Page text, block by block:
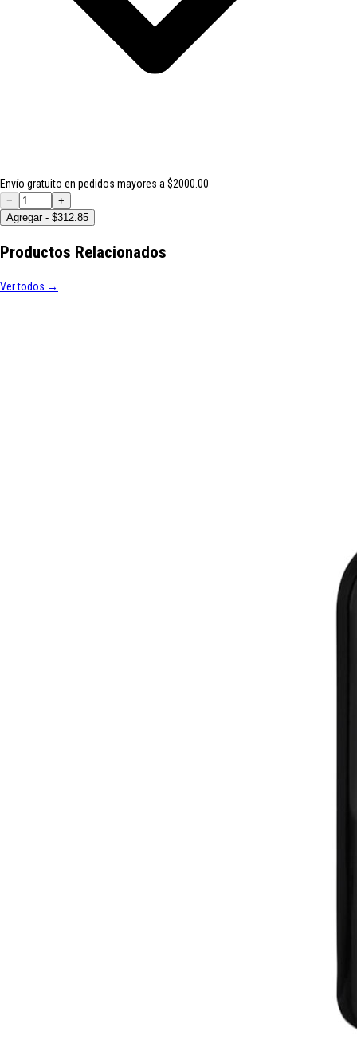
Envío gratuito en pedidos mayores a $2000.00
−
+
Agregar - $312.85
Productos Relacionados
Ver todos →